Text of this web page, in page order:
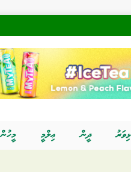
ދީން ޢިލްމީ މީހުން